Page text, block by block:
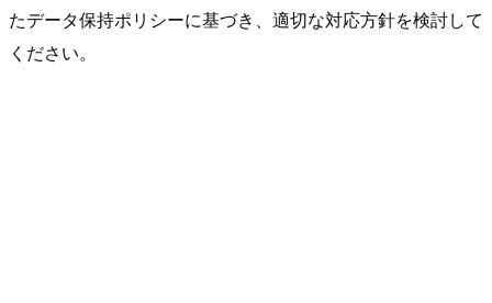
たデータ保持ポリシーに基づき、適切な対応方針を検討して
ください。